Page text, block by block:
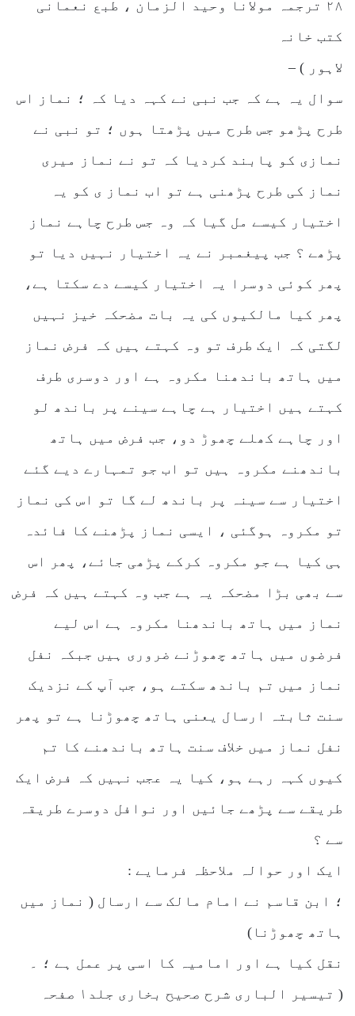
۲۸ ترجمہ مولانا وحید الزمان ، طبع نعمانی
کتب خانہ
لاہور ) –
سوال یہ ہے کہ جب نبی نے کہہ دیا کہ ؛ نماز اس
طرح پڑھو جس طرح میں پڑھتا ہوں ؛ تو نبی نے
نمازی کو پابند کردیا کہ تو نے نماز میری
نماز کی طرح پڑھنی ہے تو اب نماز ی کو یہ
اختیار کیسے مل گیا کہ وہ جس طرح چاہے نماز
پڑھے ؟ جب پیغمبر نے یہ اختیار نہیں دیا تو
پھر کوئی دوسرا یہ اختیار کیسے دے سکتا ہے،
پھر کیا مالکیوں کی یہ بات مضحکہ خیز نہیں
لگتی کہ ایک طرف تو وہ کہتے ہیں کہ فرض نماز
میں ہاتھ باندھنا مکروہ ہے اور دوسری طرف
کہتے ہیں اختیار ہے چاہے سینے پر باندھ لو
اور چاہے کھلے چھوڑ دو، جب فرض میں ہاتھ
باندھنے مکروہ ہیں تو اب جو تمہارے دیے گئے
اختیار سے سینہ پر باندھ لے گا تو اس کی نماز
تو مکروہ ہوگئی ، ایسی نماز پڑھنے کا فائدہ
ہی کیا ہے جو مکروہ کرکے پڑھی جائے، پھر اس
سے بھی بڑا مضحکہ یہ ہے جب وہ کہتے ہیں کہ فرض
نماز میں ہاتھ باندھنا مکروہ ہے اس لیے
فرضوں میں ہاتھ چھوڑنے ضروری ہیں جبکہ نفل
نماز میں تم باندھ سکتے ہو، جب آپ کے نزدیک
سنت ثابتہ ارسال یعنی ہاتھ چھوڑنا ہے تو پھر
نفل نماز میں خلاف سنت ہاتھ باندھنے کا تم
کیوں کہہ رہے ہو، کیا یہ عجب نہیں کہ فرض ایک
طریقے سے پڑھے جائیں اور نوافل دوسرے طریقہ
سے ؟
ایک اور حوالہ ملاحظہ فرمایے :
؛ ابن قاسم نے امام مالک سے ارسال ( نماز میں
ہاتھ چھوڑنا)
نقل کیا ہے اور امامیہ کا اسی پر عمل ہے ؛ ۔
( تیسیر الباری شرح صحیح بخاری جلد۱ صفحہ